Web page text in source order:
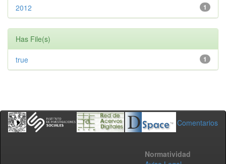
1
2012
Has File(s)
1
true
Comentarios
Normatividad